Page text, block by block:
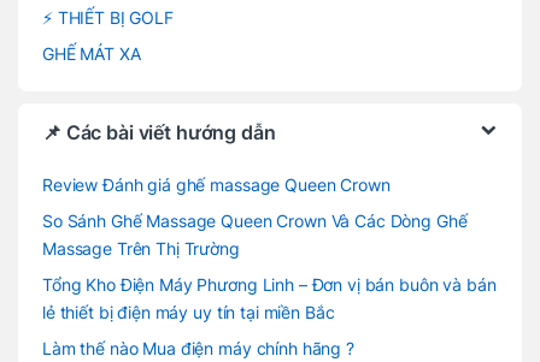
⚡ THIẾT BỊ GOLF
GHẾ MÁT XA
📌 Các bài viết hướng dẫn
Review Đánh giá ghế massage Queen Crown
So Sánh Ghế Massage Queen Crown Và Các Dòng Ghế
Massage Trên Thị Trường
Tổng Kho Điện Máy Phương Linh – Đơn vị bán buôn và bán
lẻ thiết bị điện máy uy tín tại miền Bắc
Làm thế nào Mua điện máy chính hãng ?